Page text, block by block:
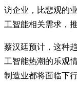
访企业，比悲观的
工智能相关需求，
蔡汉廷预计，这种
工智能热潮的乐观
制造业都将面临下行